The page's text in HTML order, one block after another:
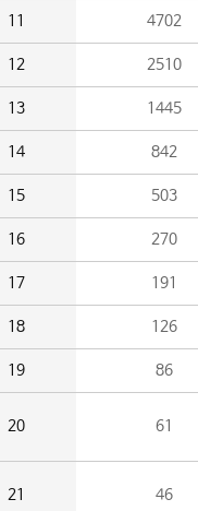
11 4702
12 2510
13 1445
14 842
15 503
16 270
17 191
18 126
19 86
20 61
21 46